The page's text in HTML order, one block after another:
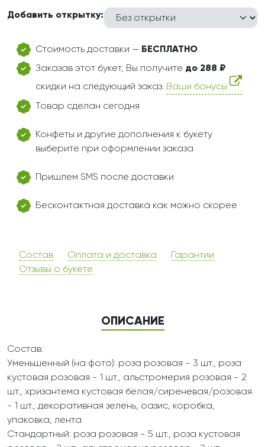
Добавить открытку:
Стоимость доставки — БЕСПЛАТНО
Заказав этот букет, Вы получите до 288 ₽
скидки на следующий заказ. Ваши бонусы
Товар сделан сегодня
Конфеты и другие дополнения к букету
выберите при оформлении заказа
Пришлем SMS после доставки
Бесконтактная доставка как можно скорее
Состав Оплата и доставка
Гарантии
Отзывы о букете
ОПИСАНИЕ
Состав:
Уменьшенный (на фото): роза розовая - 3 шт., роза
кустовая розовая - 1 шт., альстромерия розовая - 2
шт., хризантема кустовая белая/сиреневая/розовая
- 1 шт., декоративная зелень, оазис, коробка,
упаковка, лента
Стандартный: роза розовая - 5 шт., роза кустовая